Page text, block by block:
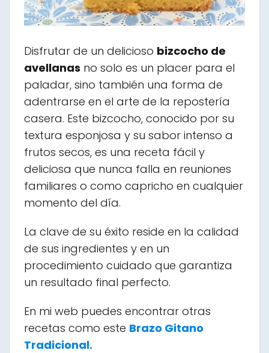
Disfrutar de un delicioso bizcocho de
avellanas no solo es un placer para el
paladar, sino también una forma de
adentrarse en el arte de la repostería
casera. Este bizcocho, conocido por su
textura esponjosa y su sabor intenso a
frutos secos, es una receta fácil y
deliciosa que nunca falla en reuniones
familiares o como capricho en cualquier
momento del día.
La clave de su éxito reside en la calidad
de sus ingredientes y en un
procedimiento cuidado que garantiza
un resultado final perfecto.
En mi web puedes encontrar otras
recetas como este Brazo Gitano
Tradicional.